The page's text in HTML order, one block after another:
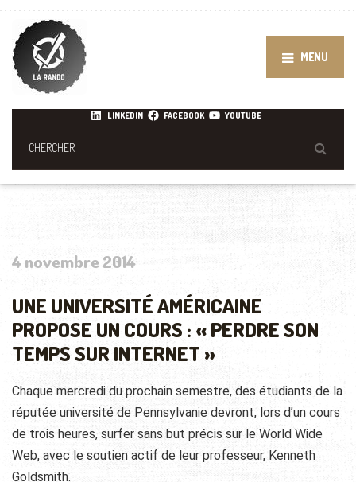
MENU
LINKEDIN FACEBOOK YOUTUBE
4 novembre 2014
UNE UNIVERSITÉ AMÉRICAINE
PROPOSE UN COURS : « PERDRE SON
TEMPS SUR INTERNET »
Chaque mercredi du prochain semestre, des étudiants de la
réputée université de Pennsylvanie devront, lors d’un cours
de trois heures, surfer sans but précis sur le World Wide
Web, avec le soutien actif de leur professeur, Kenneth
Goldsmith.